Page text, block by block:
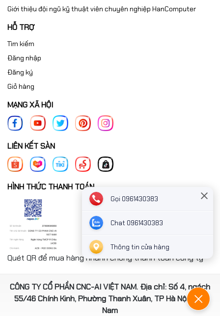
Giới thiệu đội ngũ kỹ thuật viên chuyên nghiệp HanComputer
HỖ TRỢ
Tìm kiếm
Đăng nhập
Đăng ký
Giỏ hàng
MẠNG XÃ HỘI
LIÊN KẾT SÀN
HÌNH THỨC THANH TOÁN
Quét QR để mua hàng nhanh chóng thanh toán công ty
CÔNG TY CỔ PHẦN CNC-AI VIỆT NAM. Địa chỉ: Số 4, ngách
55/46 Chính Kinh, Phường Thanh Xuân, TP Hà Nội, Việt
Nam
Gọi 0961430383
Chat 0961430383
Thông tin cửa hàng